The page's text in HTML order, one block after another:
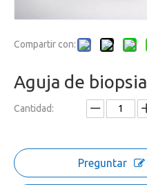
Compartir con:
Aguja de biopsia
Cantidad:
Preguntar